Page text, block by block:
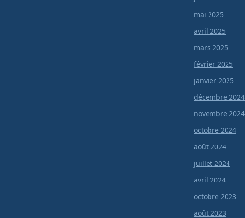
mai 2025
avril 2025
mars 2025
février 2025
janvier 2025
décembre 2024
novembre 2024
octobre 2024
août 2024
juillet 2024
avril 2024
octobre 2023
août 2023